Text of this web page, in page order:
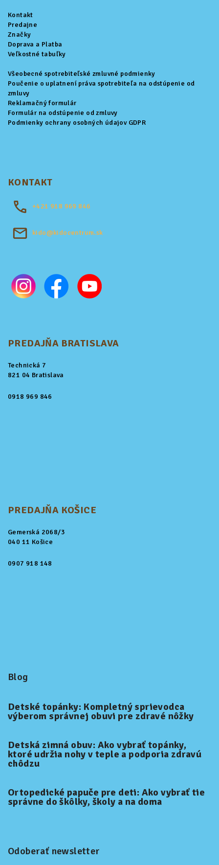
Kontakt
Predajne
Značky
Doprava a Platba
Veľkostné tabuľky
Všeobecné spotrebiteľské zmluvné podmienky
Poučenie o uplatnení práva spotrebiteľa na odstúpenie od
zmluvy
Reklamačný formulár
Formulár na odstúpenie od zmluvy
Podmienky ochrany osobných údajov GDPR
KONTAKT
+421 918 969 846
kido@kidocentrum.sk
PREDAJŇA BRATISLAVA
Technická 7
821 04 Bratislava
0918 969 846
PREDAJŇA KOŠICE
Gemerská 2068/3
040 11 Košice
0907 918 148
Blog
Detské topánky: Kompletný sprievodca
výberom správnej obuvi pre zdravé nôžky
Detská zimná obuv: Ako vybrať topánky,
ktoré udržia nohy v teple a podporia zdravú
chôdzu
Ortopedické papuče pre deti: Ako vybrať tie
správne do škôlky, školy a na doma
Odoberať newsletter